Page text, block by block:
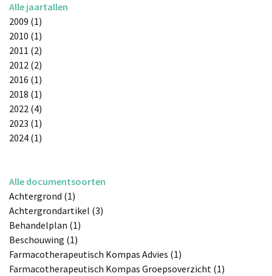
Alle jaartallen
2009 (1)
2010 (1)
2011 (2)
2012 (2)
2016 (1)
2018 (1)
2022 (4)
2023 (1)
2024 (1)
Alle documentsoorten
Achtergrond (1)
Achtergrondartikel (3)
Behandelplan (1)
Beschouwing (1)
Farmacotherapeutisch Kompas Advies (1)
Farmacotherapeutisch Kompas Groepsoverzicht (1)